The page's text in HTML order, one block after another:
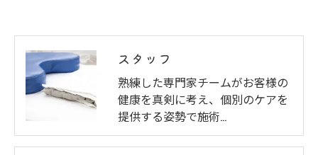
スタッフ
熟練した専門家チームがお客様の
健康を真剣に考え、個別のケアを
提供する姿勢で施術…